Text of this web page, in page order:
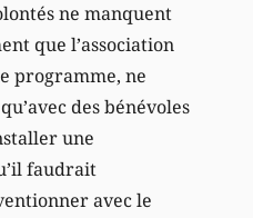
ne manquent
que l’association
programme, ne
des bénévoles
une
faudrait
avec le